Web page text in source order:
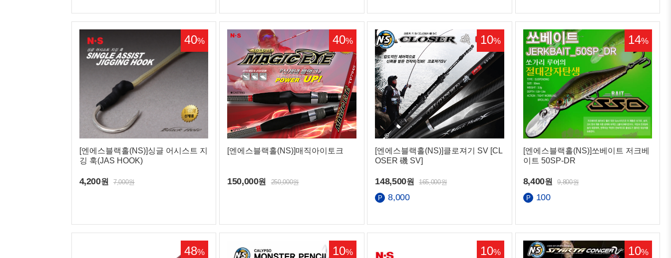
[엔에스블랙홀(NS)]싱글 어시스트 지
깅 훅(JAS HOOK)
4,200원 7,000원
40%
[엔에스블랙홀(NS)]매직아이토크
150,000원 250,000원
40%
[엔에스블랙홀(NS)]클로져기 SV [CL
OSER 磯 SV]
148,500원 165,000원
8,000
10%
[엔에스블랙홀(NS)]쏘베이트 저크베
이트 50SP-DR
8,400원 9,800원
100
14%
48% 10% 10% 10%